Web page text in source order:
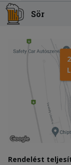
Sör
Rendelést